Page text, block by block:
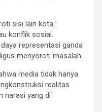
sisi lain kota:
konflik sosial.
representasi ganda
menyoroti masalah.
media tidak hanya
realitas
narasi yang di